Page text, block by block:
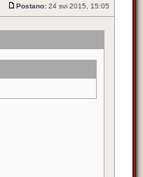
Postano: 24 svi 2015, 15:05